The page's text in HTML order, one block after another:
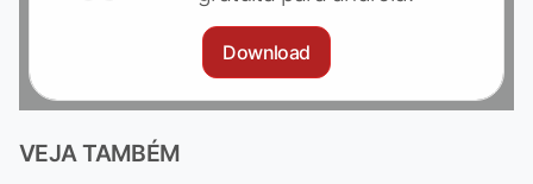
Download
VEJA TAMBÉM